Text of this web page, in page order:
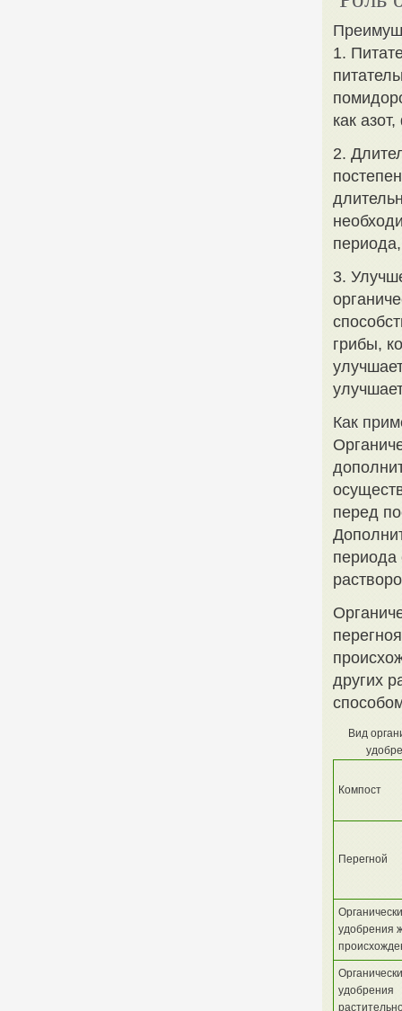
1.
как
2.
3.
грибы,
Как
перед
периода
других
Вид
Компост
Перегной
удобрения
удобрения